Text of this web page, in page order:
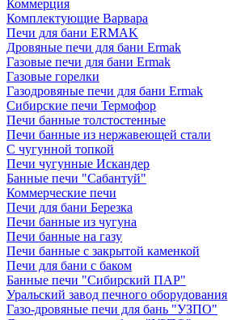
Коммерция
Комплектующие Варвара
Печи для бани ERMAK
Дровяные печи для бани Ermak
Газовые печи для бани Ermak
Газовые горелки
Газодровяные печи для бани Ermak
Сибирские печи Термофор
Печи банные толстостенные
Печи банные из нержавеющей стали
С чугунной топкой
Печи чугунные Искандер
Банные печи "Сабантуй"
Коммерческие печи
Печи для бани Березка
Печи банные из чугуна
Печи банные на газу
Печи банные с закрытой каменкой
Печи для бани с баком
Банные печи "Сибирский ПАР"
Уральский завод печного оборудования
Газо-дровяные печи для бань "УЗПО"